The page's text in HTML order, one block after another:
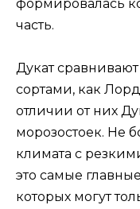
формировалась
часть.
Дукат
сортами, как
отличии от них
морозостоек. Не
климата с
это самые
которых могут